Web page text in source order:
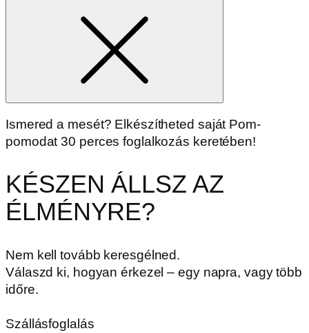
Ismered a mesét? Elkészítheted saját Pom-
pomodat 30 perces foglalkozás keretében!
KÉSZEN ÁLLSZ AZ
ÉLMÉNYRE?
Nem kell tovább keresgélned.
Válaszd ki, hogyan érkezel – egy napra, vagy több
időre.
Szállásfoglalás